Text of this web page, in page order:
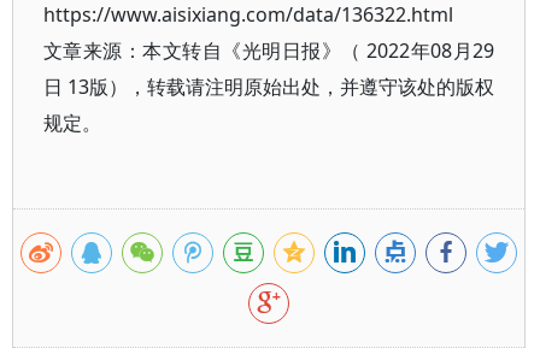
https://www.aisixiang.com/data/136322.html
文章来源：本文转自《光明日报》（ 2022年08月29
日 13版），转载请注明原始出处，并遵守该处的版权
规定。